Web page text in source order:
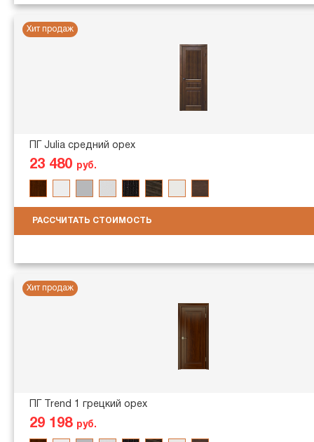
Хит продаж
ПГ Julia средний орех
23 480 руб.
РАССЧИТАТЬ СТОИМОСТЬ
Хит продаж
ПГ Trend 1 грецкий орех
29 198 руб.